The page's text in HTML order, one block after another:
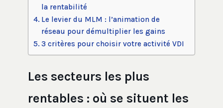
la rentabilité
Le levier du MLM : l’animation de
réseau pour démultiplier les gains
3 critères pour choisir votre activité VDI
Les secteurs les plus
rentables : où se situent les